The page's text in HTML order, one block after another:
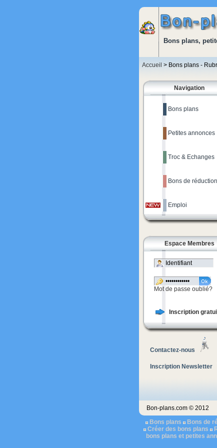
Bons plans,
Accueil > Bons plans -
Navigation
Bons plans
Petites annonces
Troc & Echanges
Bons de réduction
Emploi
Espace Membres
Mot de passe oublié?
Inscription
Contactez-nous
Inscription Newsletter
Bon-plans.com © 2012
Bons plans
Bons de
Créer des bons plans
bons plans et petites